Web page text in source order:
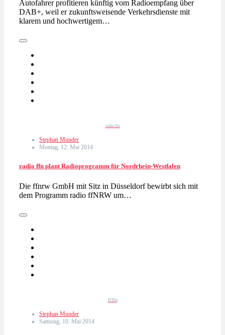
Autofahrer profitieren künftig vom Radioempfang über
DAB+, weil er zukunftsweisende Verkehrsdienste mit
klarem und hochwertigem…
radio ffn
Stephan Munder
Montag, 12. Mai 2014
radio ffn plant Radioprogramm für Nordrhein-Westfalen
Die ffnrw GmbH mit Sitz in Düsseldorf bewirbt sich mit
dem Programm radio ffNRW um…
DT64
Stephan Munder
Samstag, 10. Mai 2014